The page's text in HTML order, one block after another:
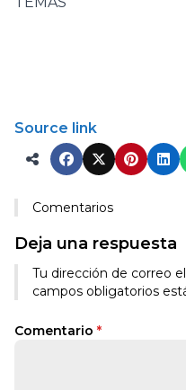
Source link
Comentarios
Deja una respuesta
Tu dirección de correo
campos obligatorios
Comentario *